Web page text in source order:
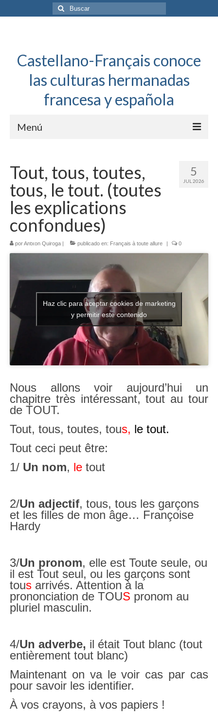
Buscar
por:
Castellano-Français conoce
las culturas hermanadas
francesa y española
Menú
Français: Dossier Général
Français à toute allure
Bordeaux Tregey
Literatura española
Zarzuela
UNED
Euskaldunak gara
Las sevillanas y yo
Canarias
MI POESIA
5
JUL 2026
Tout, tous, toutes,
tous, le tout. (toutes
les explications
confondues)
porAntxon Quiroga | publicado en: Français à toute allure | 0
Haz clic para aceptar cookies de marketing
y permitir este contenido
Nous allons voir aujourd’hui un
chapitre très intéressant, tout au tour
de TOUT.
Tout, tous, toutes, tous, le tout.
Tout ceci peut être:
1/ Un nom, le tout
2/Un adjectif, tous, tous les garçons
et les filles de mon âge… Françoise
Hardy
3/Un pronom, elle est Toute seule, ou
il est Tout seul, ou les garçons sont
tous arrivés. Attention à la
prononciation de TOUS pronom au
pluriel masculin.
4/Un adverbe, il était Tout blanc (tout
entièrement tout blanc)
Maintenant on va le voir cas par cas
pour savoir les identifier.
À vos crayons, à vos papiers !